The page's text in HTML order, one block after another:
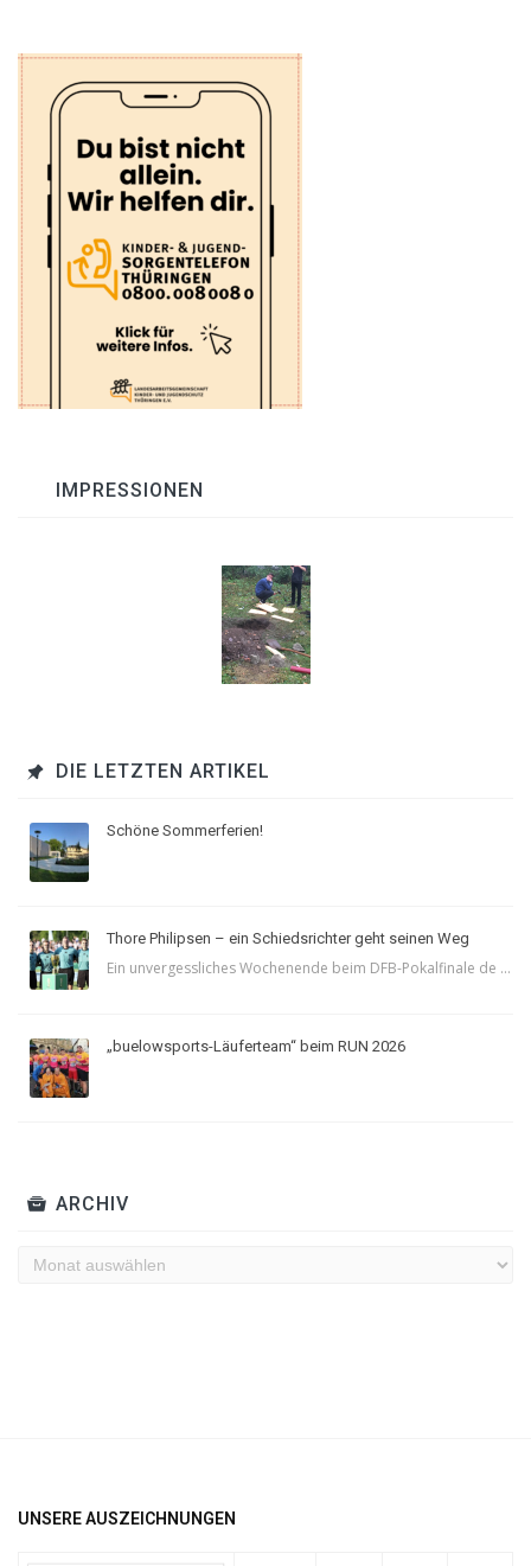
IMPRESSIONEN
DIE LETZTEN ARTIKEL
Schöne Sommerferien!
Thore Philipsen – ein Schiedsrichter geht seinen Weg
Ein unvergessliches Wochenende beim DFB-Pokalfinale de ...
„buelowsports-Läuferteam“ beim RUN 2026
ARCHIV
Archiv
UNSERE AUSZEICHNUNGEN